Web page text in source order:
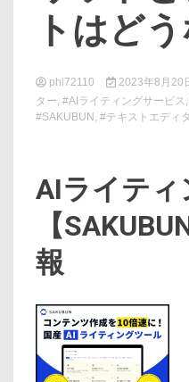
トはど
phi72110 2023年8月20
ター, #AIライティングサービス ,
#SAKUBUN , #テキストエディ
AIライティ
【
報